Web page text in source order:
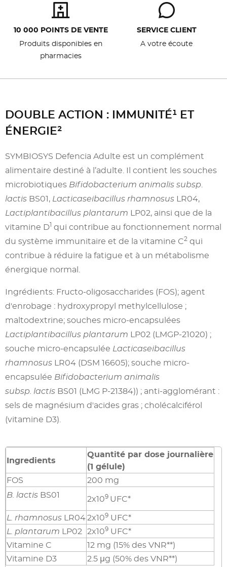
10 000 POINTS DE VENTE
Produits disponibles en
pharmacies
SERVICE CLIENT
A votre écoute
DOUBLE ACTION : IMMUNITÉ¹ ET
ÉNERGIE²
SYMBIOSYS Defencia Adulte est un complément
alimentaire destiné à l’adulte. Il contient les souches
microbiotiques Bifidobacterium animalis subsp.
lactis BS01, Lacticaseibacillus rhamnosus LR04,
Lactiplantibacillus plantarum LP02, ainsi que de la
vitamine D1 qui contribue au fonctionnement normal
du système immunitaire et de la vitamine C2 qui
contribue à réduire la fatigue et à un métabolisme
énergique normal.
Ingrédients: Fructo-oligosaccharides (FOS); agent
d'enrobage : hydroxypropyl methylcellulose ;
maltodextrine; souches micro-encapsulées
Lactiplantibacillus plantarum LP02 (LMGP-21020) ;
souche micro-encapsulée Lacticaseibacillus
rhamnosus LR04 (DSM 16605); souche micro-
encapsulée Bifidobacterium animalis
subsp. lactis BS01 (LMG P-21384)) ; anti-agglomérant :
sels de magnésium d'acides gras ; cholécalciférol
(vitamine D3).
Ingredients
Quantité par dose journalière
(1 gélule)
FOS
200 mg
B. lactis BS01 2x109 UFC*
L. rhamnosus LR042x109 UFC*
L. plantarum LP02 2x109 UFC*
Vitamine C
12 mg (15% des VNR**)
Vitamine D3
2.5 μg (50% des VNR**)